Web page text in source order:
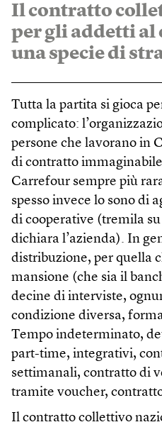
Il contratto
per gli addetti al
una specie di
Tutta la partita si gioca
complicato:
persone che lavorano in
di contratto
Carrefour sempre più
spesso invece lo sono di
di cooperative (tremila
dichiara l’azienda). In
distribuzione, per quella
mansione (che sia il
decine di interviste,
condizione diversa,
Tempo indeterminato,
part-time, integrativi,
settimanali, contratto di
tramite voucher,
Il contratto collettivo